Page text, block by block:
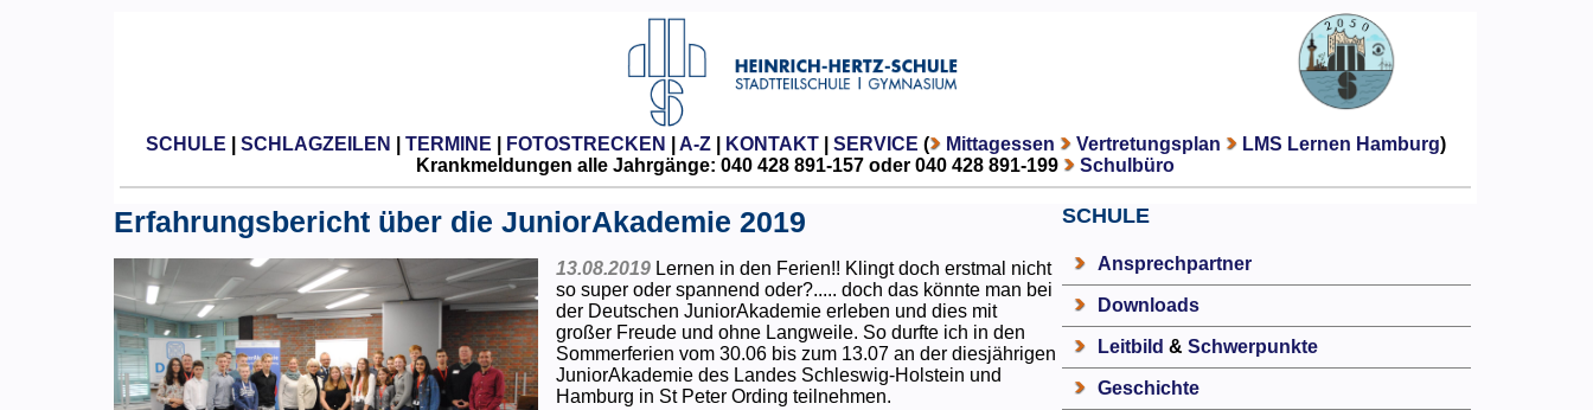
SCHULE SCHLAGZEILEN TERMINE FOTOSTRECKEN A-Z| KONTAKT| SERVICE ( Mittagessen Vertretungsplan LMS Lernen Hamburg)
Krankmeldungen alle Jahrgänge: 040 428 891-157 oder 040 428 891-199
Schulbüro
Erfahrungsbericht über die JuniorAkademie 2019
13.08.2019 Lernen in den Ferien!! Klingt doch erstmal nicht
so super oder spannend oder?..... doch das könnte man bei
der Deutschen JuniorAkademie erleben und dies mit
großer Freude und ohne Langweile. So durfte ich in den
Sommerferien vom 30.06 bis zum 13.07 an der diesjährigen
JuniorAkademie des Landes Schleswig-Holstein und
Hamburg in St Peter Ording teilnehmen.
SCHULE
Ansprechpartner
Downloads
Leitbild & Schwerpunkte
Geschichte